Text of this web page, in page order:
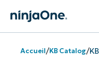
Accueil/KB Catalog/